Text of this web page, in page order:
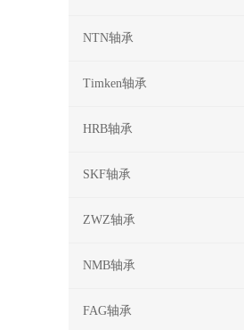
NTN轴承
Timken轴承
HRB轴承
SKF轴承
ZWZ轴承
NMB轴承
FAG轴承